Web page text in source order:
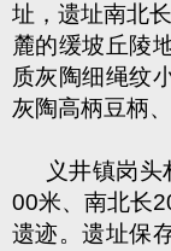
址，遗址南北长
麓的缓坡丘陵
质灰陶细绳纹
灰陶高柄豆柄
义井镇岗
00米、南北长
遗迹。遗址保